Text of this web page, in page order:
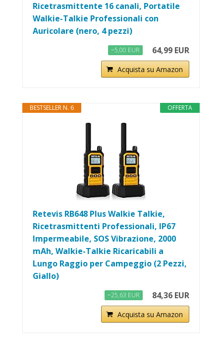
Ricetrasmittente 16 canali, Portatile
Walkie-Talkie Professionali con
Auricolare (nero, 4 pezzi)
−5,00 EUR 64,99 EUR
Acquista su Amazon
OFFERTA
BESTSELLER N. 6
Retevis RB648 Plus Walkie Talkie,
Ricetrasmittenti Professionali, IP67
Impermeabile, SOS Vibrazione, 2000
mAh, Walkie-Talkie Ricaricabili a
Lungo Raggio per Campeggio (2 Pezzi,
Giallo)
−25,63 EUR 84,36 EUR
Acquista su Amazon